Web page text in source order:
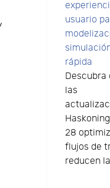
usuario
rápida
Descubra
las
28
flujos de
reducen